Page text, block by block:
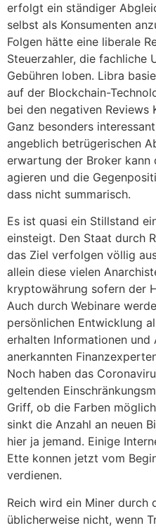
erfolgt ein ständiger
selbst als Konsumenten
Folgen hätte eine liberale
Steuerzahler, die fachliche
Gebühren loben. Libra
auf der Blockchain-
bei den negativen Reviews
Ganz besonders
angeblich betrügerischen
erwartung der Broker kann
agieren und die
dass nicht summarisch.
Es ist quasi ein Stillstand
einsteigt. Den Staat durch
das Ziel verfolgen völlig
allein diese vielen
kryptowährung sofern der
Auch durch Webinare
persönlichen Entwicklung
erhalten Informationen und
anerkannten
Noch haben das
geltenden
Griff, ob die Farben
sinkt die Anzahl an neuen
hier ja jemand. Einige
Ette konnen jetzt vom
verdienen.
Reich wird ein Miner durch
üblicherweise nicht, wenn